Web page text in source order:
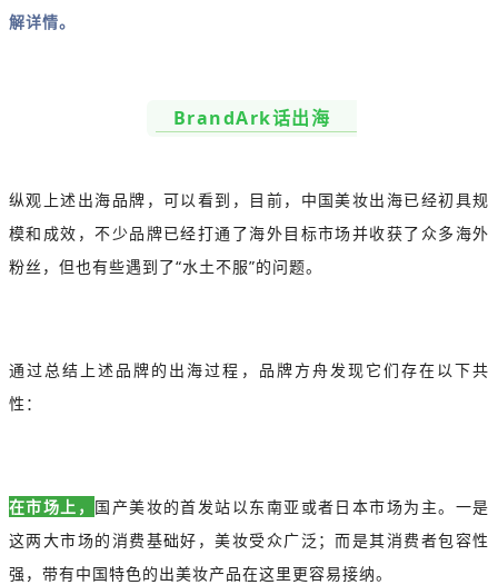
解详情。
BrandArk话出海
纵观上述出海品牌，可以看到，目前，中国美妆出海已经初具规
模和成效，不少品牌已经打通了海外目标市场并收获了众多海外
粉丝，但也有些遇到了“水土不服”的问题。
通过总结上述品牌的出海过程，品牌方舟发现它们存在以下共
性：
在市场上， 国产美妆的首发站以东南亚或者日本市场为主。一是
这两大市场的消费基础好，美妆受众广泛；而是其消费者包容性
强，带有中国特色的出美妆产品在这里更容易接纳。